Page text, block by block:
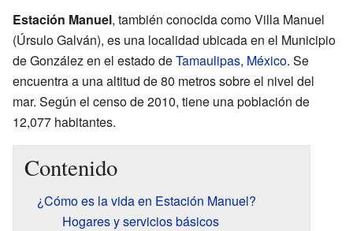
Estación Manuel, también conocida como Villa Manuel
(Úrsulo Galván), es una localidad ubicada en el Municipio
de González en el estado deTamaulipas, México. Se
encuentra a una altitud de 80 metros sobre el nivel del
mar. Según el censo de 2010, tiene una población de
12,077 habitantes.
Contenido
¿Cómo es la vida en Estación Manuel?
Hogares y servicios básicos